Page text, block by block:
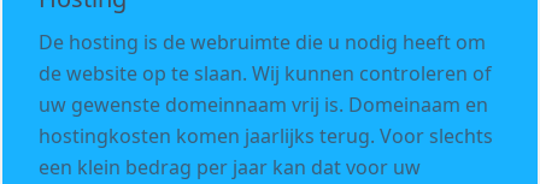
De hosting is de webruimte die u nodig heeft om
de website op te slaan. Wij kunnen controleren of
uw gewenste domeinnaam vrij is. Domeinaam en
hostingkosten komen jaarlijks terug. Voor slechts
een klein bedrag per jaar kan dat voor uw